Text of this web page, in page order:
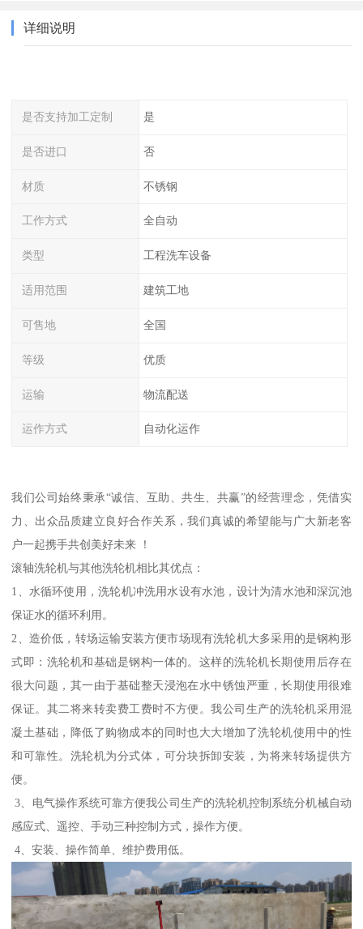
详细说明
是否支持加工定制 是
是否进口 否
材质 不锈钢
工作方式 全自动
类型 工程洗车设备
适用范围 建筑工地
可售地 全国
等级 优质
运输 物流配送
运作方式 自动化运作
我们公司始终秉承“诚信、互助、共生、共赢”的经营理念，凭借实
力、出众品质建立良好合作关系，我们真诚的希望能与广大新老客
户一起携手共创美好未来 ！
滚轴洗轮机与其他洗轮机相比其优点：
1、水循环使用，洗轮机冲洗用水设有水池，设计为清水池和深沉池
保证水的循环利用。
2、造价低，转场运输安装方便市场现有洗轮机大多采用的是钢构形
式即：洗轮机和基础是钢构一体的。这样的洗轮机长期使用后存在
很大问题，其一由于基础整天浸泡在水中锈蚀严重，长期使用很难
保证。其二将来转卖费工费时不方便。我公司生产的洗轮机采用混
凝土基础，降低了购物成本的同时也大大增加了洗轮机使用中的性
和可靠性。洗轮机为分式体，可分块拆卸安装，为将来转场提供方
便。
3、电气操作系统可靠方便我公司生产的洗轮机控制系统分机械自动
感应式、遥控、手动三种控制方式，操作方便。
4、安装、操作简单、维护费用低。